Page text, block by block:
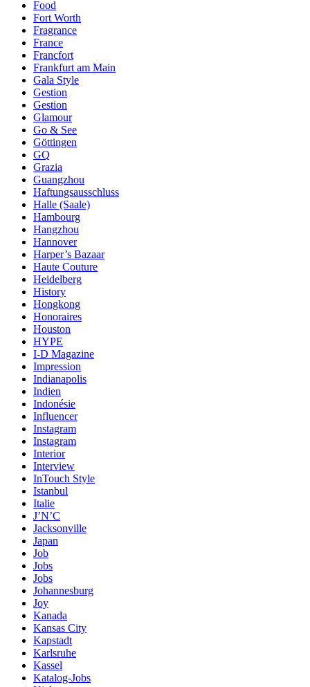
Food
Fort Worth
Fragrance
France
Francfort
Frankfurt am Main
Gala Style
Gestion
Gestion
Glamour
Go & See
Göttingen
GQ
Grazia
Guangzhou
Haftungsausschluss
Halle (Saale)
Hambourg
Hangzhou
Hannover
Harper’s Bazaar
Haute Couture
Heidelberg
History
Hongkong
Honoraires
Houston
HYPE
I-D Magazine
Impression
Indianapolis
Indien
Indonésie
Influencer
Instagram
Instagram
Interior
Interview
InTouch Style
Istanbul
Italie
J’N’C
Jacksonville
Japan
Job
Jobs
Jobs
Johannesburg
Joy
Kanada
Kansas City
Kapstadt
Karlsruhe
Kassel
Katalog-Jobs